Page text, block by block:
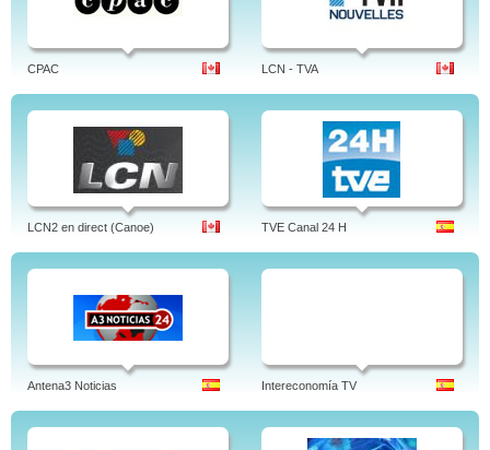
CPAC LCN - TVA
LCN2 en direct (Canoe) TVE Canal 24 H
Antena3 Noticias Intereconomía TV